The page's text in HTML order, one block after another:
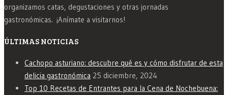
organizamos catas, degustaciones y otras jornadas
gastronómicas. ¡Anímate a visitarnos!
ÚLTIMAS NOTICIAS
Cachopo asturiano: descubre qué es y cómo disfrutar de esta
delicia gastronómica 25 diciembre, 2024
Top 10 Recetas de Entrantes para la Cena de Nochebuena: